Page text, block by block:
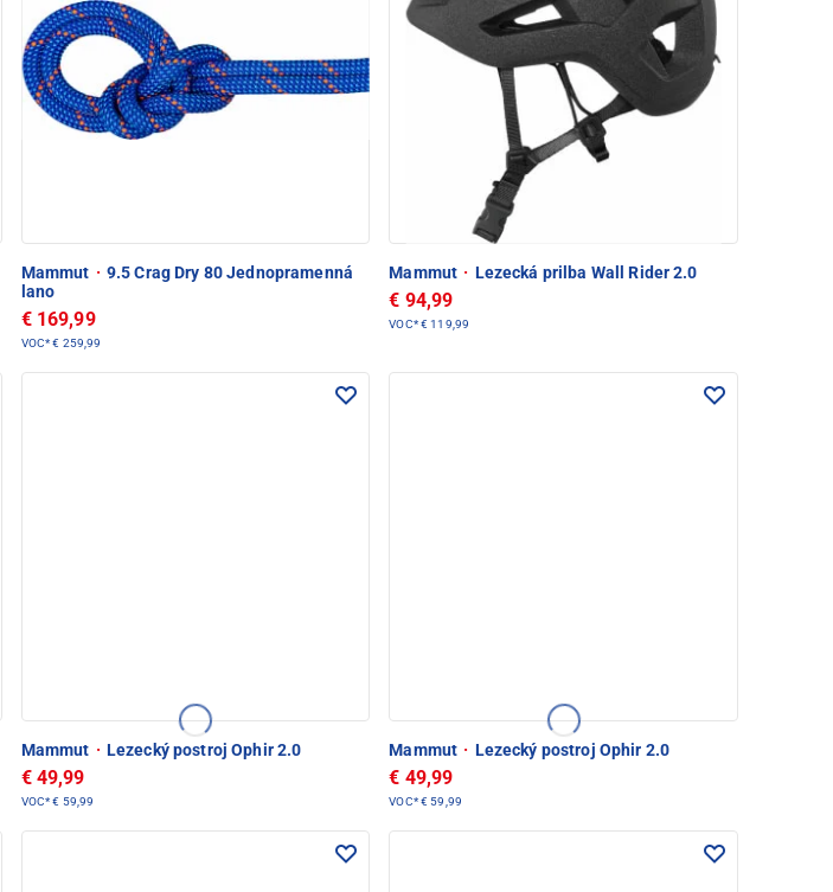
Mammut · 9.5 Crag Dry 80 Jednopramenná
lano
€ 169,99
VOC*€ 259,99
Mammut · Lezecká prilba Wall Rider 2.0
€ 94,99
VOC*€ 119,99
Mammut · Lezecký postroj Ophir 2.0
€ 49,99
VOC*€ 59,99
Mammut · Lezecký postroj Ophir 2.0
€ 49,99
VOC*€ 59,99